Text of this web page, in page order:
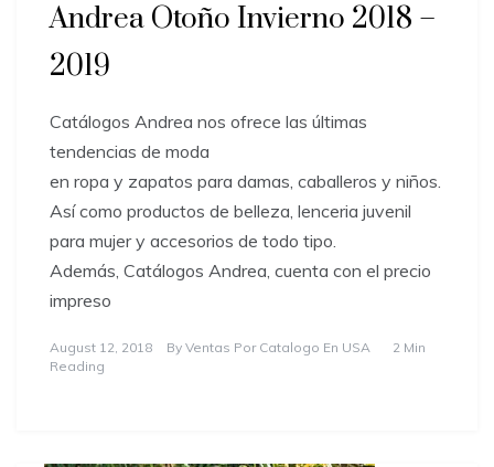
Andrea Otoño Invierno 2018 –
2019
Catálogos Andrea nos ofrece las últimas
tendencias de moda
en ropa y zapatos para damas, caballeros y niños.
Así como productos de belleza, lenceria juvenil
para mujer y accesorios de todo tipo.
Además, Catálogos Andrea, cuenta con el precio
impreso
August 12, 2018 By Ventas Por Catalogo En USA
2 Min
Reading